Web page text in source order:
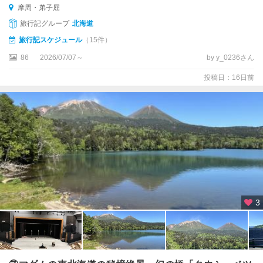
・
ル
ツ
・
大
沼
・
長
万
部
登
別
・
室
蘭
摩周・弟子屈
旅行記グループ 北海道
旅行記スケジュール（15件）
86 2026/07/07～ by y_0236さん
投稿日：16日前
3